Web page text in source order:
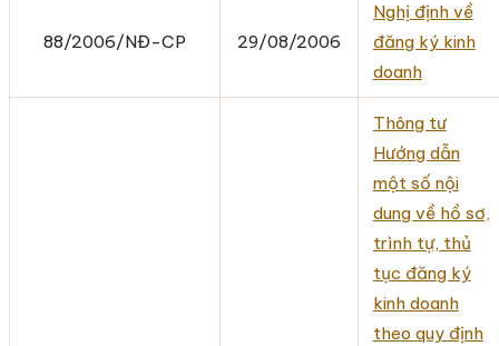
88/2006/NĐ-CP 29/08/2006
Nghị định về
đăng ký kinh
doanh
Thông tư
Hướng dẫn
một số nội
dung về hồ sơ,
trình tự, thủ
tục đăng ký
kinh doanh
theo quy định